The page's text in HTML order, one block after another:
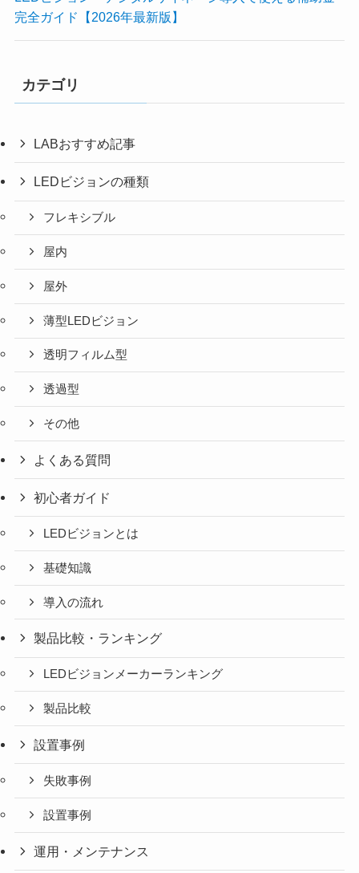
完全ガイド【2026年最新版】
カテゴリ
LABおすすめ記事
LEDビジョンの種類
フレキシブル
屋内
屋外
薄型LEDビジョン
透明フィルム型
透過型
その他
よくある質問
初心者ガイド
LEDビジョンとは
基礎知識
導入の流れ
製品比較・ランキング
LEDビジョンメーカーランキング
製品比較
設置事例
失敗事例
設置事例
運用・メンテナンス